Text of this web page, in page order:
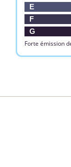
E
F
G
Forte émission